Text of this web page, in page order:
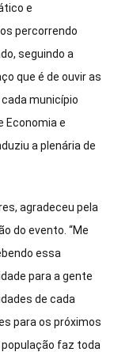
e
percorrendo
seguindo a
que é de ouvir as
município
Economia e
a plenária de
agradeceu pela
do evento. “Me
essa
para a gente
de cada
para os próximos
faz toda